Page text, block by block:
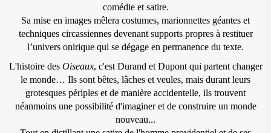
comédie et satire.
Sa mise en images mêlera costumes, marionnettes géantes et
techniques circassiennes devenant supports propres à restituer
l’univers onirique qui se dégage en permanence du texte.
L'histoire des Oiseaux, c'est Durand et Dupont qui partent changer
le monde… Ils sont bêtes, lâches et veules, mais durant leurs
grotesques périples et de manière accidentelle, ils trouvent
néanmoins une possibilité d'imaginer et de construire un monde
nouveau...